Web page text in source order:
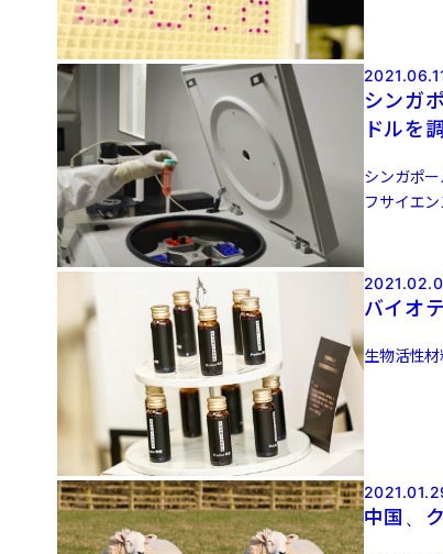
シンガ
ドルを
シンガポ
フサイエ
バイオ
生物活性
中国、